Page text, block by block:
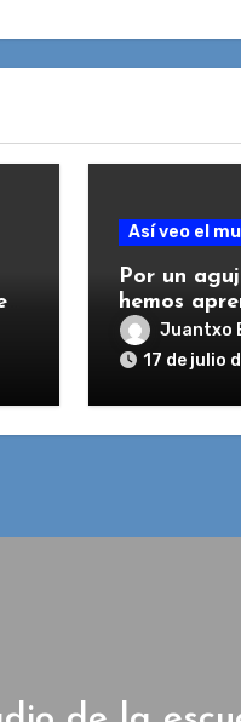
Así veo el
Por un
hemos
curso?
español.
Juantxo
17 de julio